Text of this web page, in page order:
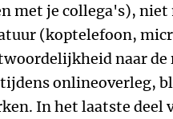
met je collega's),
(koptelefoon,
naar
onlineoverleg,
In het laatste deel